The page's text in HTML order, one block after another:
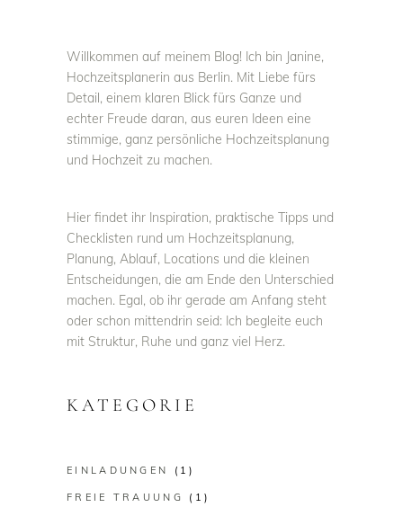
Willkommen auf meinem Blog! Ich bin Janine,
Hochzeitsplanerin aus Berlin. Mit Liebe fürs
Detail, einem klaren Blick fürs Ganze und
echter Freude daran, aus euren Ideen eine
stimmige, ganz persönliche Hochzeitsplanung
und Hochzeit zu machen.
Hier findet ihr Inspiration, praktische Tipps und
Checklisten rund um Hochzeitsplanung,
Planung, Ablauf, Locations und die kleinen
Entscheidungen, die am Ende den Unterschied
machen. Egal, ob ihr gerade am Anfang steht
oder schon mittendrin seid: Ich begleite euch
mit Struktur, Ruhe und ganz viel Herz.
KATEGORIE
EINLADUNGEN (1)
FREIE TRAUUNG (1)